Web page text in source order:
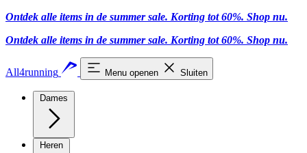
Ontdek alle items in de summer sale. Korting tot 60%. Shop nu.
Ontdek alle items in de summer sale. Korting tot 60%. Shop nu.
All4running Menu openen Sluiten
Dames
Heren